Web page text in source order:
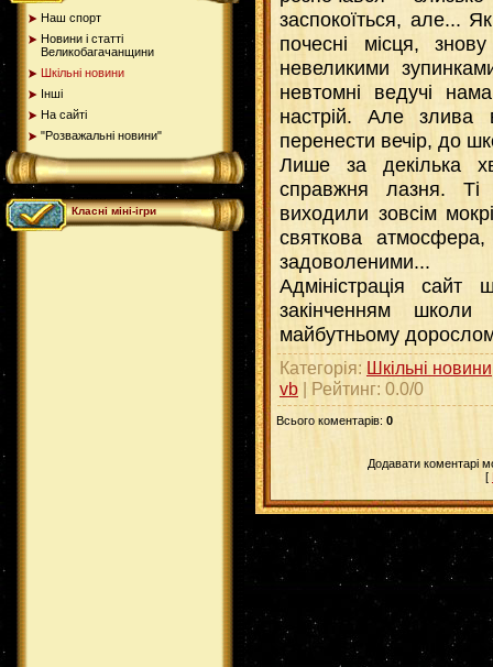
Наш спорт
Новини і статті
Великобагачанщини
Шкільні новини
Інші
На сайті
"Розважальні новини"
Класні міні-ігри
заспокоїться, але...
почесні місця,
невеликими
невтомні ведучі
настрій. Але злива
перенести вечір, до
Лише за декілька
справжня лазня.
виходили зовсім
святкова
задоволеними...
Адміністрація сайт
закінченням
майбутньому
Категорія: Шкільні новини
vb | Рейтинг: 0.0/0
Всього коментарів: 0
Додавати коментарі
[